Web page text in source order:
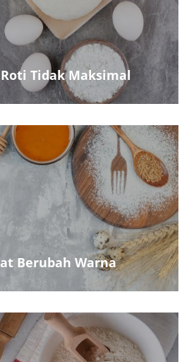
Tidak Maksimal
Berubah Warna